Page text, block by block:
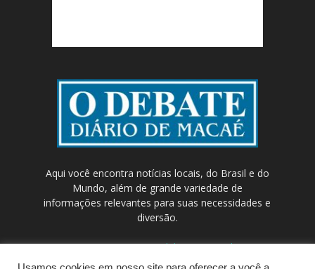
Aqui você encontra notícias locais, do Brasil e do
Mundo, além de grande variedade de
informações relevantes para suas necessidades e
diversão.
Contato:contato@odebateon.com.br /
comercia@odebateon.com.br